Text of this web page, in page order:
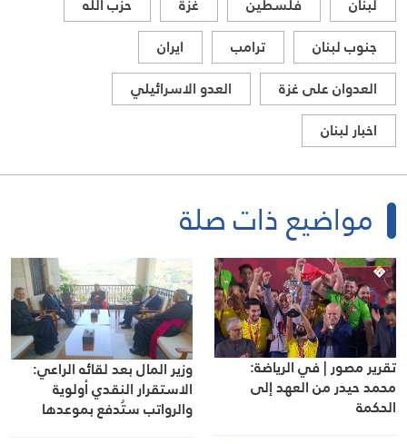
جنوب لبنان
ترامب
ايران
العدوان على غزة
العدو الاسرائيلي
اخبار لبنان
مواضيع ذات صلة
تقرير مصور | في الرياضة:
محمد حيدر من العهد إلى
الحكمة
وزير المال بعد لقائه الراعي:
الاستقرار النقدي أولوية
والرواتب ستُدفع بموعدها